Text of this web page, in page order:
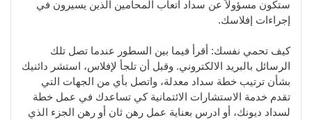
ستكون مسؤولاً عن سداد أتعاب المحامين الذين يسيرون في
إجراءات إفلاسك.
كيف تحمي نفسك: أقرأ فيما بين السطور عندما تصل تلك
الرسائل بالبريد الالكتروني. وقبل أن تلجأ لإفلاس، استشر دائنيك
بشأن ترتيب خطة سداد معدلة، واتصل بأي من الجهات التي
تقدم خدمة الاستشارات الائتمانية كي تساعدك في عمل خطة
لسداد ديونك، أو ادرس بعناية عمل رهن ثان أو رهن الجزء الذي